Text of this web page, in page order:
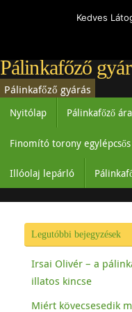
Pálinkafőző
Pálinkafőző gyárás
Nyitólap Pálinkafőző
Finomító torony
Illóolaj lepárló
Legutóbbi bejegyzések
Irsai Olivér – a
illatos kincse
Miért kövecsesedik
Kedves